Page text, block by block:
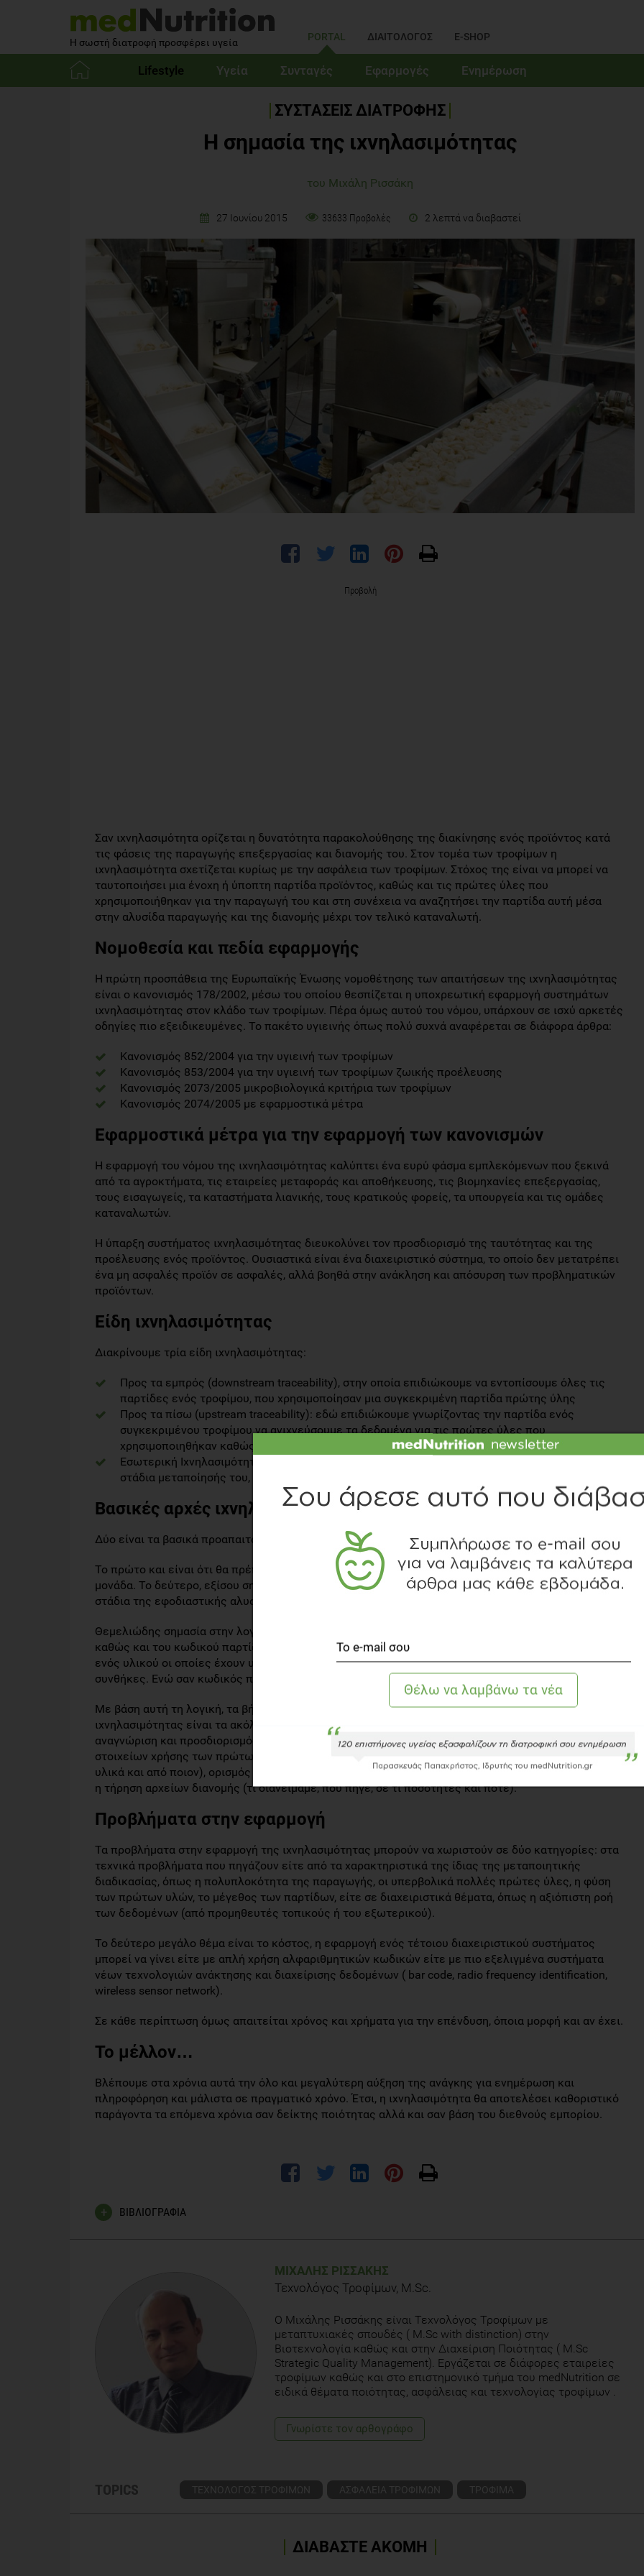
Η σωστή διατροφή προσφέρει υγεία PORTAL ΔΙΑΙΤΟΛΟΓΟΣ E-SHOP
Lifestyle Υγεία Συνταγές Εφαρμογές Ενημέρωση
ΣΥΣΤΑΣΕΙΣ ΔΙΑΤΡΟΦΗΣ
Η σημασία της ιχνηλασιμότητας
του Μιχάλη Ρισσάκη
27 Ιουνίου 2015 33633 Προβολές 2 λεπτά να διαβαστεί
Προβολή
Σαν ιχνηλασιμότητα ορίζεται η δυνατότητα παρακολούθησης της διακίνησης ενός προϊόντος κατά
τις φάσεις της παραγωγής επεξεργασίας και διανομής του. Στον τομέα των τροφίμων η
ιχνηλασιμότητα σχετίζεται κυρίως με την ασφάλεια των τροφίμων. Στόχος της είναι να μπορεί να
ταυτοποιήσει μια ένοχη ή ύποπτη παρτίδα προϊόντος, καθώς και τις πρώτες ύλες που
χρησιμοποιήθηκαν για την παραγωγή του και στη συνέχεια να αναζητήσει την παρτίδα αυτή μέσα
στην αλυσίδα παραγωγής και της διανομής μέχρι τον τελικό καταναλωτή.
Νομοθεσία και πεδία εφαρμογής
Η πρώτη προσπάθεια της Ευρωπαϊκής Ένωσης νομοθέτησης των απαιτήσεων της ιχνηλασιμότητας
είναι ο κανονισμός 178/2002, μέσω του οποίου θεσπίζεται η υποχρεωτική εφαρμογή συστημάτων
ιχνηλασιμότητας στον κλάδο των τροφίμων. Πέρα όμως αυτού του νόμου, υπάρχουν σε ισχύ αρκετές
οδηγίες πιο εξειδικευμένες. Το πακέτο υγιεινής όπως πολύ συχνά αναφέρεται σε διάφορα άρθρα:
Κανονισμός 852/2004 για την υγιεινή των τροφίμων
Κανονισμός 853/2004 για την υγιεινή των τροφίμων ζωικής προέλευσης
Κανονισμός 2073/2005 μικροβιολογικά κριτήρια των τροφίμων
Κανονισμός 2074/2005 με εφαρμοστικά μέτρα
Εφαρμοστικά μέτρα για την εφαρμογή των κανονισμών
Η εφαρμογή του νόμου της ιχνηλασιμότητας καλύπτει ένα ευρύ φάσμα εμπλεκόμενων που ξεκινά
από τα αγροκτήματα, τις εταιρείες μεταφοράς και αποθήκευσης, τις βιομηχανίες επεξεργασίας,
τους εισαγωγείς, τα καταστήματα λιανικής, τους κρατικούς φορείς, τα υπουργεία και τις ομάδες
καταναλωτών.
Η ύπαρξη συστήματος ιχνηλασιμότητας διευκολύνει τον προσδιορισμό της ταυτότητας και της
προέλευσης ενός προϊόντος. Ουσιαστικά είναι ένα διαχειριστικό σύστημα, το οποίο δεν μετατρέπει
ένα μη ασφαλές προϊόν σε ασφαλές, αλλά βοηθά στην ανάκληση και απόσυρση των προβληματικών
προϊόντων.
Είδη ιχνηλασιμότητας
Διακρίνουμε τρία είδη ιχνηλασιμότητας:
Προς τα εμπρός (downstream traceability), στην οποία επιδιώκουμε να εντοπίσουμε όλες τις
παρτίδες ενός τροφίμου, που χρησιμοποίησαν μια συγκεκριμένη παρτίδα πρώτης ύλης
Προς τα πίσω (upstream traceability): εδώ επιδιώκουμε γνωρίζοντας την παρτίδα ενός
συγκεκριμένου τροφίμου να ανιχνεύσουμε τα δεδομένα για τις πρώτες ύλες που
χρησιμοποιηθήκαν καθώς και τις συνθήκες παραγωγής τους.
Εσωτερική Ιχνηλασιμότητα, στην οποία ο παραγωγός παρακολουθεί το προϊόν στα διάφορα
στάδια μεταποίησής του, μέσα στη βιομηχανία παραγωγής.
Βασικές αρχές ιχνηλασιμότητας
Δύο είναι τα βασικά προαπαιτούμενα ενός επιτυχημένου συστήματος ιχνηλασιμότητας:
Το πρώτο και είναι ότι θα πρέπει να προσδιορίζονται οι παρτίδες όλων των εισερχόμενων σε μια
μονάδα. Το δεύτερο, εξίσου σημαντικό, να τηρούνται αρχεία σε κάθε κίνηση των υλικών σε όλα τα
στάδια της εφοδιαστικής αλυσίδας.
Θεμελιώδης σημασία στην λογική αυτή αποτελεί η χρήση της έννοιας της παρτίδας (lot/batch),
καθώς και του κωδικού παρτίδας (lot/batch code). Σαν παρτίδα ορίζεται το σύνολο των μονάδων
ενός υλικού οι οποίες έχουν υποστεί επεξεργασία (μεταποίηση ή συσκευασία) κάτω από τις ίδιες
συνθήκες. Ενώ σαν κωδικός παρτίδας ορίζεται η κωδικοποίηση η οποία χαρακτηρίζει μια παρτίδα.
Με βάση αυτή τη λογική, τα βήματα ενός παραγωγού τροφίμων για την επιτυχή εφαρμογή της
ιχνηλασιμότητας είναι τα ακόλουθα: τήρηση αρχείου κατά την παραλαβή των πρώτων υλών,
αναγνώριση και προσδιορισμός των παρτίδων των εισερχόμενων υλικών, τήρηση αρχείων και
στοιχείων χρήσης των πρώτων υλών με βάση τον κωδικό παρτίδας (αναμίξαμε –παστεριώσαμε τι
υλικά και από ποιον), ορισμός και ταυτοποίηση παρτίδας του τελικού παραγόμενου υλικού και τέλος
η τήρηση αρχείων διανομής (τι διανείμαμε, πού πήγε, σε τι ποσότητες και πότε).
Προβλήματα στην εφαρμογή
Τα προβλήματα στην εφαρμογή της ιχνηλασιμότητας μπορούν να χωριστούν σε δύο κατηγορίες: στα
τεχνικά προβλήματα που πηγάζουν είτε από τα χαρακτηριστικά της ίδιας της μεταποιητικής
διαδικασίας, όπως η πολυπλοκότητα της παραγωγής, οι υπερβολικά πολλές πρώτες ύλες, η φύση
των πρώτων υλών, το μέγεθος των παρτίδων, είτε σε διαχειριστικά θέματα, όπως η αξιόπιστη ροή
των δεδομένων (από προμηθευτές τοπικούς ή του εξωτερικού).
Το δεύτερο μεγάλο θέμα είναι το κόστος, η εφαρμογή ενός τέτοιου διαχειριστικού συστήματος
μπορεί να γίνει είτε με απλή χρήση αλφαριθμητικών κωδικών είτε με πιο εξελιγμένα συστήματα
νέων τεχνολογιών ανάκτησης και διαχείρισης δεδομένων ( bar code, radio frequency identification,
wireless sensor network).
Σε κάθε περίπτωση όμως απαιτείται χρόνος και χρήματα για την επένδυση, όποια μορφή και αν έχει.
Το μέλλον…
Βλέπουμε στα χρόνια αυτά την όλο και μεγαλύτερη αύξηση της ανάγκης για ενημέρωση και
πληροφόρηση και μάλιστα σε πραγματικό χρόνο. Έτσι, η ιχνηλασιμότητα θα αποτελέσει καθοριστικό
παράγοντα τα επόμενα χρόνια σαν δείκτης ποιότητας αλλά και σαν βάση του διεθνούς εμπορίου.
ΒΙΒΛΙΟΓΡΑΦΙΑ
Levinson, D.R. (2009) Traceability in the food supply chain .Retrieved from: http://oig.hhs.gov/oei/reports/oei-02-06-
Alfaro, J.A.,& Rabade, L.A (2009) Traceability as a strategic tool to improve inventory : a case study in the food industry.
International Journal of Production Economics 118(1) 104-110
IUFoST Scientific Information Bulletin (2012): Food traceability. Retrieved from:
http://www.iufost.org/iufostftp/IUF.SIB.Food%20Traceability.pdf
ΜΙΧΆΛΗΣ ΡΙΣΣΆΚΗΣ
Τεχνολόγος Τροφίμων, M.Sc.
Ο Μιχάλης Ρισσάκης είναι Τεχνολόγος Τροφίμων με
μεταπτυχιακές σπουδές ( M.Sc with distinction) στην
Βιοτεχνολογία καθώς και στην Διαχείριση Ποιότητας ( M.Sc
Strategic Quality Management). Εργάζεται σε διάφορες εταιρείες
τροφίμων καθώς και στο επιστημονικό τμήμα του medNutrition σε
ειδικά θέματα ποιότητας, ασφάλειας και τεχνολογίας τροφίμων .
Γνωρίστε τoν αρθογράφο
TOPICS ΤΕΧΝΟΛΟΓΟΣ ΤΡΟΦΙΜΩΝ ΑΣΦΑΛΕΙΑ ΤΡΟΦΙΜΩΝ ΤΡΟΦΙΜΑ
ΔΙΑΒΑΣΤΕ ΑΚΟΜΗ